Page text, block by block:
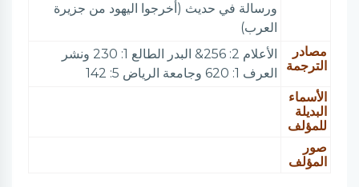
ورسالة في حديث (أخرجوا اليهود من جزيرة
العرب)
مصادر
الترجمة
الأعلام 2: 256& البدر الطالع 1: 230 ونشر
العرف 1: 620 وجامعة الرياض 5: 142
الأسماء
البديلة
للمؤلف
صور
المؤلف